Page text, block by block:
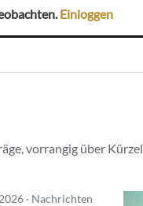
Einloggen
vorrangig über
· Nachrichten